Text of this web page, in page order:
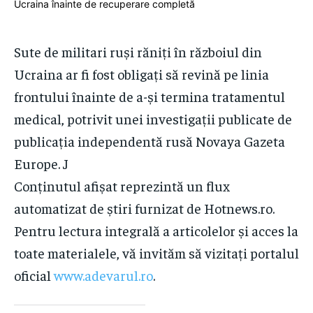
this tier instantly.
RECOMMENDED
1-YEAR
$300
Pay now and you get access to exclusive news and
articles for a whole year.
EXTERNE
ARTA ȘI CULTURĂ
ECONOMIE
MAGAZIN
PUBLICITATE
Partajează asta:
Facebook
EXTERNE
ARTA ȘI CULTURĂ
ECONOMIE
MAGAZIN
PUBLICITATE
Partajează asta:
Facebook
Sute de militari ruși răniți în războiul din
Ucraina ar fi fost obligați să revină pe linia
frontului înainte de a-și termina tratamentul
medical, potrivit unei investigații publicate de
publicația independentă rusă Novaya Gazeta
Europe. J
Conținutul afișat reprezintă un flux
automatizat de știri furnizat de Hotnews.ro.
Pentru lectura integrală a articolelor și acces la
toate materialele, vă invităm să vizitați portalul
oficialwww.adevarul.ro.